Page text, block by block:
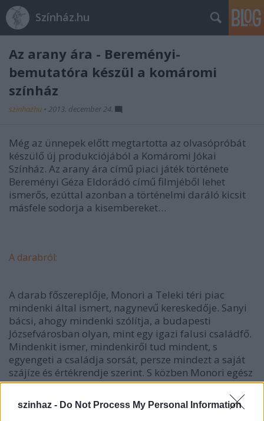
szinhaz - Do Not Process My Personal Information
Színház.hu
Az arany ára - Bereményi-
bemutatóra készül a komáromi
színház
szinhazhu • 2013. december 24.
Még az ünnepek előtt megtartotta az olvasópróbát
készülő új produkciójából a Komáromi Jókai
Színház. Az arany ára című piaci játék története
Bereményi Géza Eldorádó című filmjéből lehet
ismerős, ezúttal azonban a történelmi daráló kicsit
másfele sodorja a kisembereket…
A darabról:
A darab főszereplője, Monori a Teleki téri piac
mindenki által ismert, nagynevű kereskedője. Sanyi
bácsi, ahogy mindenki szólítja, a budapesti
Józsefvárosban olyan, mint egy igazi falusi családfő.
Mindenkit ismer, mindenkiről tud mindent, s
egyengeti a családja sorsát, persze mindezt a saját
szájíze és értékrendje szerint. S közben Monori egész
életében Istennel harcol, azt hiszi, Istent is megveheti
kilóra. Hiszen így ragadja ki a halál torkából
diftériás unokáját is.